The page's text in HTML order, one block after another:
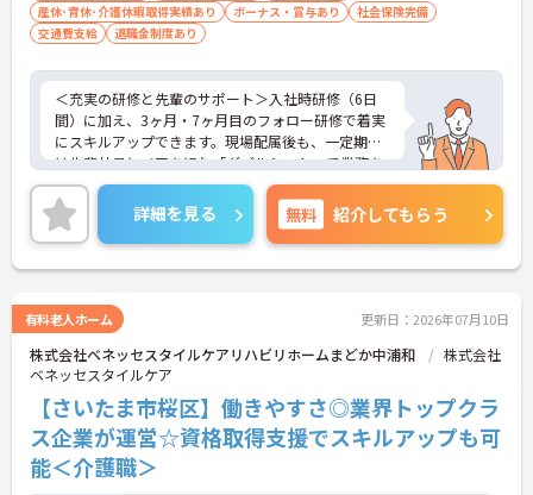
産休･育休･介護休暇取得実績あり
ボーナス・賞与あり
社会保険完備
交通費支給
退職金制度あり
＜充実の研修と先輩のサポート＞入社時研修（6日
間）に加え、3ヶ月・7ヶ月目のフォロー研修で着実
にスキルアップできます。現場配属後も、一定期間
は先輩社員とペアを組む「ダブルシフト」で業務を
習得できるので、一人で抱え込むことはありませ
ん。
＜頑張りが給与に直結！専門性を磨いて年収アップ
＞経験やスキルがしっかり給与に反映される仕組み
です。定期昇給に加え、独自の社内専門資格制度
の専門性を認定されると、1資格につき月給＋1万円
（最大4万円）の手当がつきます。キャリアアップす
れば年収UPも目指せるため、高いモチベーションで
働き続けられます。
＜家族も嬉しい！ベネッセグループならではの手厚
い福利厚生＞ご家族も支える制度が満載♪産休・育
休の取得実績も多数あり、ライフステージが変わっ
ても長く安心して働き続けられる環境が整っていま
す。
詳細を見る 無料 紹介してもらう
有料老人ホーム 更新日：2026年07月10日
株式会社ベネッセスタイルケアリハビリホームまどか中浦和
株式会社
ベネッセスタイルケア
【さいたま市桜区】働きやすさ◎業界トップクラ
ス企業が運営☆資格取得支援でスキルアップも可
能＜介護職＞